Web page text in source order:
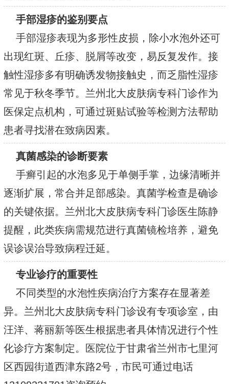
手部湿疹的鉴别要点
手部湿疹表现为多形性皮损，除小水泡外还可
出现红斑、丘疹、脱屑等改变，易反复发作。接
触性湿疹多有明确诱发物接触史，而乏脂性湿疹
常见于秋冬季节。兰州北大皮肤病专科门诊作为
医保定点机构，可通过斑贴试验等检测方法帮助
患者寻找潜在致病因素。
真菌感染的诊断要素
手癣引起的水泡多见于单侧手掌，边缘清晰并
逐渐扩展，常合并足部感染。真菌学检查是确诊
的关键依据。兰州北大皮肤病专科门诊医生陈静
提醒，此类疾病需规范进行真菌镜检培养，避免
误诊误治导致病程迁延。
专业诊疗的重要性
不同类型的水泡性疾病治疗方案存在显著差
异。兰州北大皮肤病专科门诊设有专项诊室，由
汪洋、蒋丽新等医生根据患者具体情况进行个性
化诊疗方案制定。医院位于甘肃省兰州市七里河
区西园街道西津东路2号，市民可通过电话